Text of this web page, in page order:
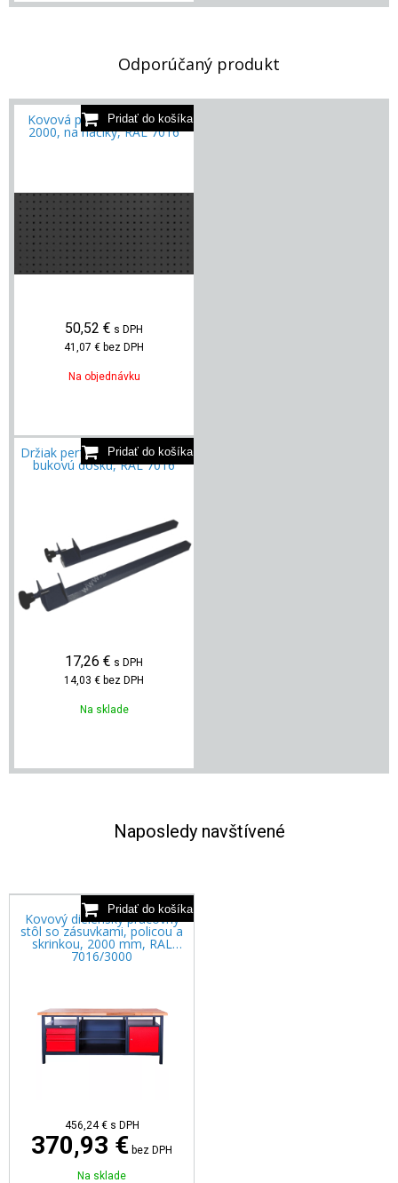
Odporúčaný produkt
Kovová perforovaná stena
2000, na háčiky, RAL 7016
50,52 € s DPH
41,07 € bez DPH
Na objednávku
Držiak perforovanej steny na
bukovú dosku, RAL 7016
17,26 € s DPH
14,03 € bez DPH
Na sklade
Naposledy navštívené
Kovový dielenský pracovný
stôl so zásuvkami, policou a
skrinkou, 2000 mm, RAL
7016/3000
456,24 € s DPH
370,93 € bez DPH
Na sklade